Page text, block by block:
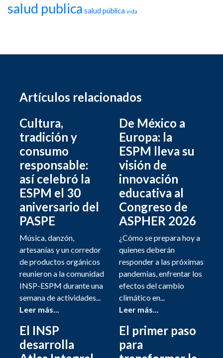
salud publica salud pública vida
Artículos relacionados
Cultura,
tradición y
consumo
responsable:
así celebró la
ESPM el 30
aniversario del
PASPE
Música, danzón,
artesanías y un corredor
de productos orgánicos
reunieron a la comunidad
INSP-ESPM durante una
semana de actividades...
Leer más...
De México a
Europa: la
ESPM lleva su
visión de
innovación
educativa al
Congreso de
ASPHER 2026
¿Cómo se prepara hoy a
quienes deberán
responder a las próximas
pandemias, enfrentar los
efectos del cambio
climático en...
Leer más...
El INSP
desarrolla
El primer paso
para